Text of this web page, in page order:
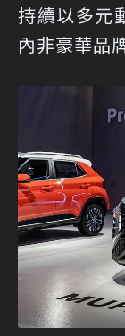
持續以多元
內非豪華品